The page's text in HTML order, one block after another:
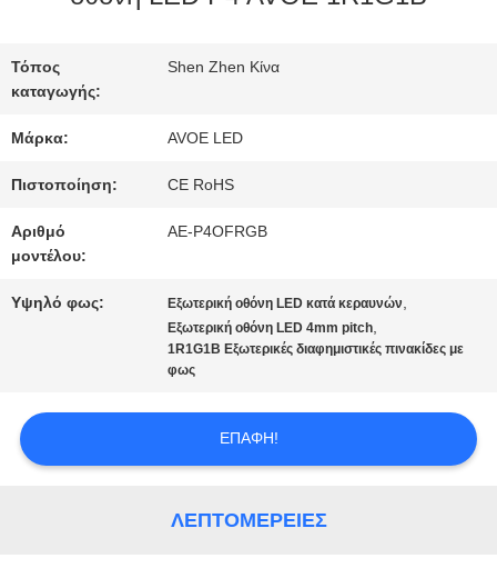
ΕΡΓΟΣΤΆΣΙΟ
ΈΛΕΓΧΟΣ
ΕΠΙΚΟΙΝΩΝΉΣΤΕ
ΕΙΔΉΣΕΙΣ
Τόπος
καταγωγής:
Shen Zhen Κίνα
Μάρκα: AVOE LED
Πιστοποίηση: CE RoHS
Αριθμό
μοντέλου:
AE-P4OFRGB
Υψηλό φως: Εξωτερική οθόνη LED κατά κεραυνών,
Εξωτερική οθόνη LED 4mm pitch,
1R1G1B Εξωτερικές διαφημιστικές πινακίδες με
φως
ΕΠΑΦΉ!
ΛΕΠΤΟΜΈΡΕΙΕΣ